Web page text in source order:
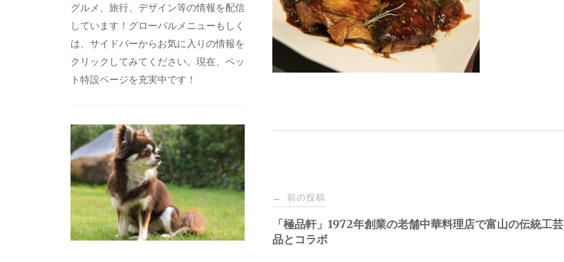
投
稿
← 前の投稿
「極品軒」1972年創業の老舗中華料理店で富山の伝統工芸
品とコラボ
グルメ、旅行、デザイン等の情報を配信
しています！グローバルメニューもしく
は、サイドバーからお気に入りの情報を
クリックしてみてください。現在、ペッ
ト特設ページを充実中です！